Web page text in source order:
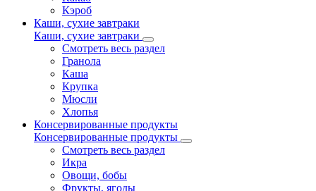
Кэроб
Каши, сухие завтраки
Каши, сухие завтраки
Смотреть весь раздел
Гранола
Каша
Крупка
Мюсли
Хлопья
Консервированные продукты
Консервированные продукты
Смотреть весь раздел
Икра
Овощи, бобы
Фрукты, ягоды